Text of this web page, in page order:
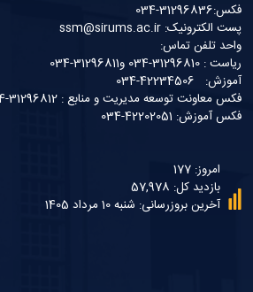
فکس:31296836-034
پست الکترونیک: ssm@sirums.ac.ir
واحد تلفن تماس:
ریاست : 31296810-034 و31296811-034
آموزش: 42234506-034
فکس معاونت توسعه مدیریت و منابع : 31296812-034
فکس آموزش: 42202051-034
امروز: 177
بازدید کل: 57,978
آخرین بروزرسانی: شنبه 10 مرداد 1405